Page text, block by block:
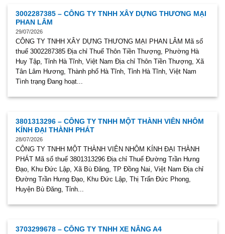
3002287385 – CÔNG TY TNHH XÂY DỰNG THƯƠNG MẠI
PHAN LÂM
29/07/2026
CÔNG TY TNHH XÂY DỰNG THƯƠNG MẠI PHAN LÂM Mã số
thuế 3002287385 Địa chỉ Thuế Thôn Tiền Thượng, Phường Hà
Huy Tập, Tỉnh Hà Tĩnh, Việt Nam Địa chỉ Thôn Tiền Thượng, Xã
Tân Lâm Hương, Thành phố Hà Tĩnh, Tỉnh Hà Tĩnh, Việt Nam
Tình trạng Đang hoạt...
3801313296 – CÔNG TY TNHH MỘT THÀNH VIÊN NHÔM
KÍNH ĐẠI THÀNH PHÁT
28/07/2026
CÔNG TY TNHH MỘT THÀNH VIÊN NHÔM KÍNH ĐẠI THÀNH
PHÁT Mã số thuế 3801313296 Địa chỉ Thuế Đường Trần Hưng
Đạo, Khu Đức Lập, Xã Bù Đăng, TP Đồng Nai, Việt Nam Địa chỉ
Đường Trần Hưng Đạo, Khu Đức Lập, Thị Trấn Đức Phong,
Huyện Bù Đăng, Tỉnh...
3703299678 – CÔNG TY TNHH XE NÂNG A4